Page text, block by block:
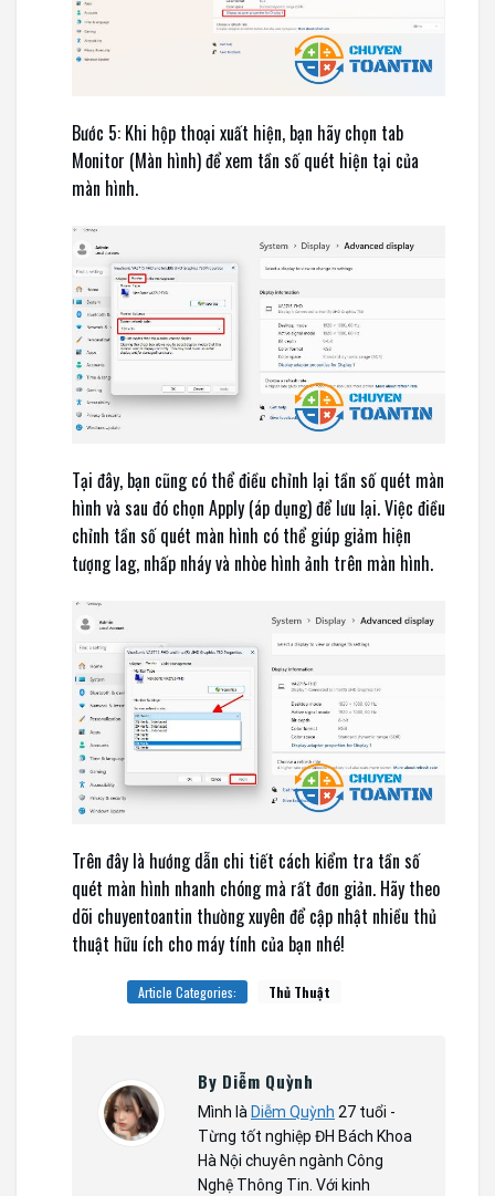
Bước 5: Khi hộp thoại xuất hiện, bạn hãy chọn tab
Monitor (Màn hình) để xem tần số quét hiện tại của
màn hình.
Tại đây, bạn cũng có thể điều chỉnh lại tần số quét màn
hình và sau đó chọn Apply (áp dụng) để lưu lại. Việc điều
chỉnh tần số quét màn hình có thể giúp giảm hiện
tượng lag, nhấp nháy và nhòe hình ảnh trên màn hình.
Trên đây là hướng dẫn chi tiết cách kiểm tra tần số
quét màn hình nhanh chóng mà rất đơn giản. Hãy theo
dõi chuyentoantin thường xuyên để cập nhật nhiều thủ
thuật hữu ích cho máy tính của bạn nhé!
Article Categories: Thủ Thuật
By Diễm Quỳnh
Mình là Diễm Quỳnh 27 tuổi -
Từng tốt nghiệp ĐH Bách Khoa
Hà Nội chuyên ngành Công
Nghệ Thông Tin. Với kinh